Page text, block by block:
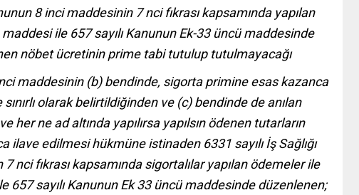
8 inci maddesinin 7 nci fıkrası kapsamında yapılan
ile 657 sayılı Kanunun Ek-33 üncü maddesinde
nöbet ücretinin prime tabi tutulup tutulmayacağı
maddesinin (b) bendinde, sigorta primine esas kazanca
olarak belirtildiğinden ve (c) bendinde de anılan
her ne ad altında yapılırsa yapılsın ödenen tutarların
ilave edilmesi hükmüne istinaden 6331 sayılı İş Sağlığı
nci fıkrası kapsamında sigortalılar yapılan ödemeler ile
657 sayılı Kanunun Ek 33 üncü maddesinde düzenlenen;